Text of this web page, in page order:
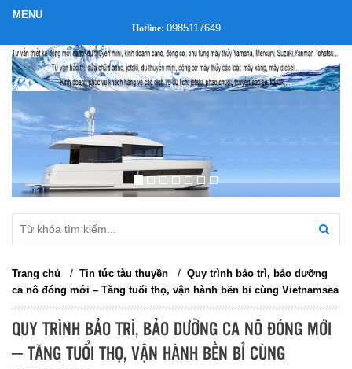
Hotline: 0985117649
Trang chủ / Tin tức tàu thuyền / Quy trình bảo trì, bảo dưỡng
ca nô đóng mới – Tăng tuổi thọ, vận hành bền bỉ cùng Vietnamsea
QUY TRÌNH BẢO TRÌ, BẢO DƯỠNG CA NÔ ĐÓNG MỚI
– TĂNG TUỔI THỌ, VẬN HÀNH BỀN BỈ CÙNG